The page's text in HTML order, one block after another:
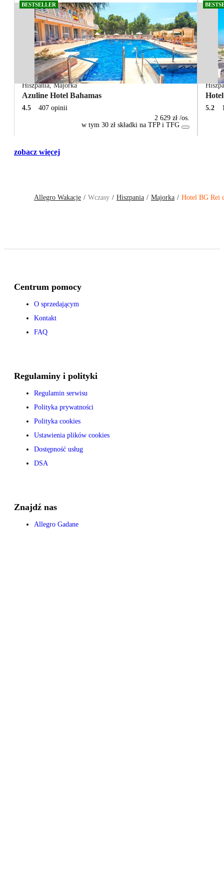
BESTSELLER
Hiszpania,Majorka
Azuline Hotel Bahamas
4.5
407 opinii
2 629 zł /os.
w tym 30 zł składki na TFP i TFG
5.2
zobacz więcej
Allegro Wakacje Wczasy Hiszpania Majorka Hotel BG Rei
Centrum pomocy
O sprzedającym
Kontakt
FAQ
Regulaminy i polityki
Regulamin serwisu
Polityka prywatności
Polityka cookies
Ustawienia plików cookies
Dostępność usług
DSA
Znajdź nas
Allegro Gadane